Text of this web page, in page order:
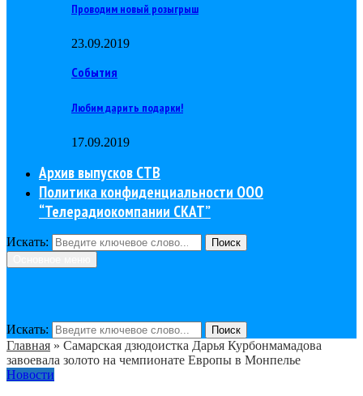
Проводим новый розыгрыш
23.09.2019
События
Любим дарить подарки!
17.09.2019
Архив выпусков СТВ
Политика конфиденциальности ООО
“Телерадиокомпании СКАТ”
Искать:
Поиск
Искать: Поиск
Главная » Самарская дзюдоистка Дарья Курбонмамадова
завоевала золото на чемпионате Европы в Монпелье
Новости